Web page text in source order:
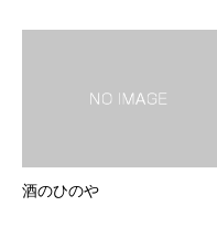
酒のひのや